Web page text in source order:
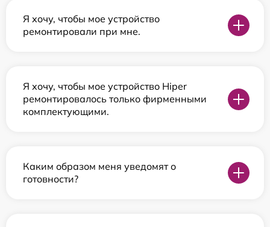
Я хочу, чтобы мое устройство
ремонтировали при мне.
Я хочу, чтобы мое устройство Hiper
ремонтировалось только фирменными
комплектующими.
Каким образом меня уведомят о
готовности?